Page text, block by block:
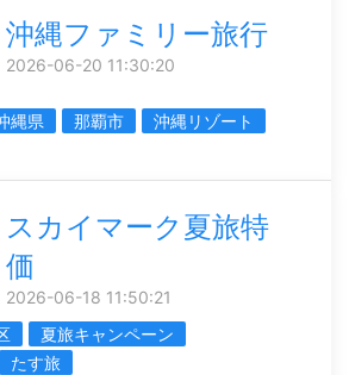
沖縄ファミリー旅行
2026-06-20 11:30:20
縄県 那覇市
沖縄リゾート
スカイマーク夏旅特
価
2026-06-18 11:50:21
夏旅キャンペーン
たす旅